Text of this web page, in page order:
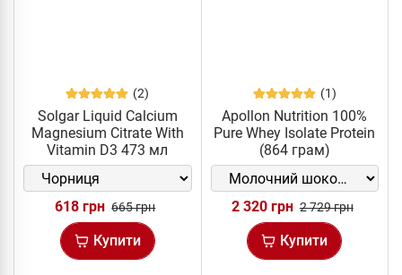
(2)
Solgar Liquid Calcium
Magnesium Citrate With
Vitamin D3 473 мл
618 грн 665 грн
Купити
(1)
Apollon Nutrition 100%
Pure Whey Isolate Protein
(864 грам)
2 320 грн 2 729 грн
Купити